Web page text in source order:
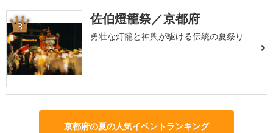
3 佐伯燈籠祭／京都府
勇壮な灯籠と神輿が駆ける伝統の夏祭り
京都府の夏の人気イベントランキング